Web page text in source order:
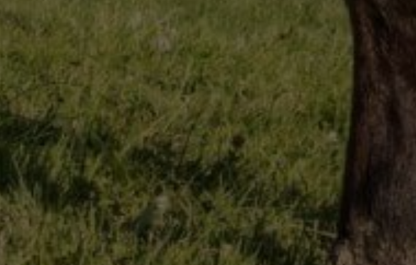
mehr.
Google Maps
Eingebettete Inhalte